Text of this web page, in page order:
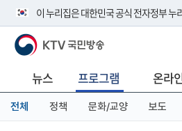
이 누리집은 대한민국 공식 전자정부 누
공식 누리집 주소 확인하기
니다.
이밖에 or.kr 또는 .kr등 다른 도메인 주소
서 도메인 주소를 확인해 보세요
KTV 국민방송
뉴스 프로그램 온라
전체 정책 문화/교양 보도